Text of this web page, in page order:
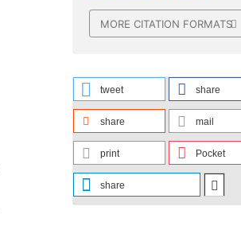
MORE CITATION FORMATS
tweet share
share mail
print Pocket
share